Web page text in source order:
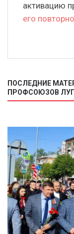
активацию
его повторно
ПОСЛЕДНИЕ
ПРОФСОЮЗОВ